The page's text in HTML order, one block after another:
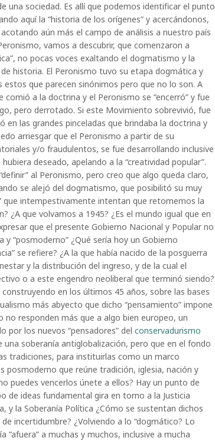
una sociedad. Es allí que podemos identificar el punto
aquí la “historia de los orígenes” y acercándonos,
aún más el campo de análisis a nuestro país
vamos a descubrir, que comenzaron a
no pocas voces exaltando el dogmatismo y la
historia. El Peronismo tuvo su etapa dogmática y
que parecen sinónimos pero que no lo son. A
a la doctrina y el Peronismo se “encerró” y fue
pero derrotado. Si este Movimiento sobrevivió, fue
en las grandes pinceladas que brindaba la doctrina y
arriesgar que el Peronismo a partir de su
y/o fraudulentos, se fue desarrollando inclusive
deseado, apelando a la “creatividad popular”.
al Peronismo, pero creo que algo queda claro,
se alejó del dogmatismo, que posibilitó su muy
que intempestivamente intentan que retomemos la
¿A que volvamos a 1945? ¿Es el mundo igual que en
que el presente Gobierno Nacional y Popular no
“posmoderno” ¿Qué sería hoy un Gobierno
se refiere? ¿A la que había nacido de la posguerra
y la distribución del ingreso, y de la cual el
o a este engendro neoliberal que terminó siendo?
en los últimos 45 años, sobre las bases
más abyecto que dicho “pensamiento” impone
no responden más que a algo bien europeo, un
por los nuevos “pensadores” delconservadurismo
una soberanía antiglobalización, pero que en el fondo
tradiciones, para instituirlas como un marco
posmoderno que reúne tradición, iglesia, nación y
puedes vencerlos únete a ellos? Hay un punto de
de ideas fundamental gira en torno a la Justicia
y la Soberanía Política ¿Cómo se sustentan dichos
incertidumbre? ¿Volviendo a lo “dogmático? Lo
“afuera” a muchas y muchos, inclusive a mucha